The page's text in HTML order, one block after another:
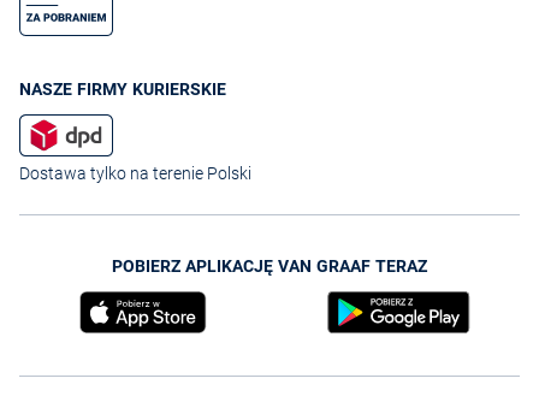
NASZE FIRMY KURIERSKIE
Dostawa tylko na terenie Polski
POBIERZ APLIKACJĘ VAN GRAAF TERAZ